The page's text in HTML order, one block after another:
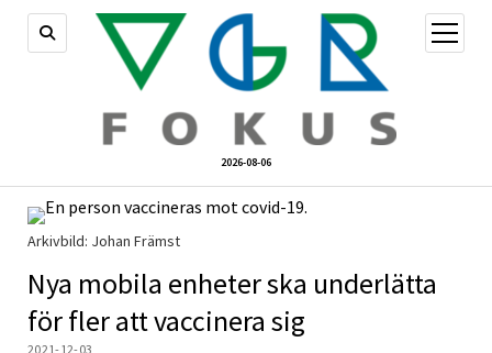
2026-08-06
öppna
meny
Arkivbild: Johan Främst
Nya mobila enheter ska underlätta
för fler att vaccinera sig
2021-12-03